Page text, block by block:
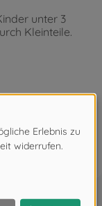
unter 3
Kleinteile.